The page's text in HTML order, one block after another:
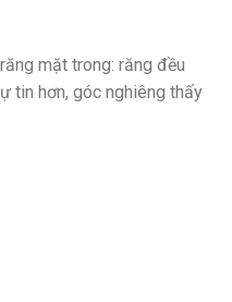
mặt trong: răng đều
tin hơn, góc nghiêng thấy